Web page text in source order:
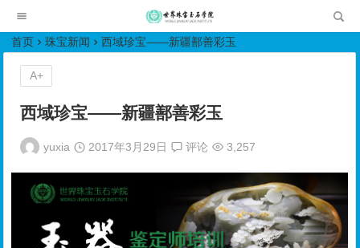
首页 珠宝新闻 西域珍宝——新疆鄯善彩玉
西域珍宝——新疆鄯善彩玉
yuxia 2017年3月29日 评论 3,257
A+